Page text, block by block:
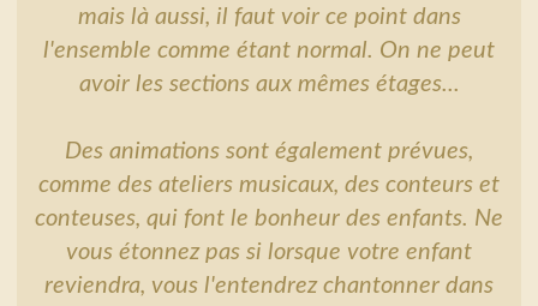
mais là aussi, il faut voir ce point dans
l'ensemble comme étant normal. On ne peut
avoir les sections aux mêmes étages...
Des animations sont également prévues,
comme des ateliers musicaux, des conteurs et
conteuses, qui font le bonheur des enfants. Ne
vous étonnez pas si lorsque votre enfant
reviendra, vous l'entendrez chantonner dans